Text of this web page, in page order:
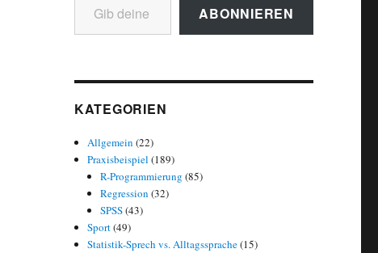
ABONNIEREN
KATEGORIEN
Allgemein (22)
Praxisbeispiel (189)
R-Programmierung (85)
Regression (32)
SPSS(43)
Sport(49)
Statistik-Sprech vs. Alltagssprache(15)